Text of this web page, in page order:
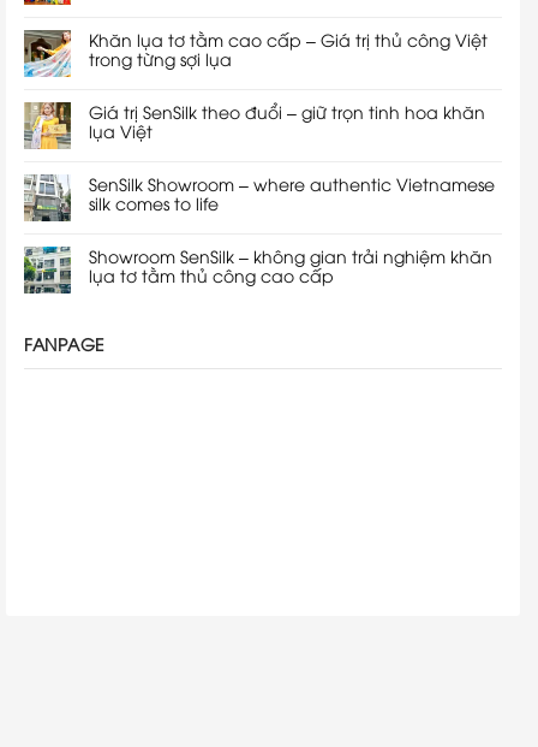
Khăn lụa tơ tằm cao cấp – Giá trị thủ công Việt
trong từng sợi lụa
Giá trị SenSilk theo đuổi – giữ trọn tinh hoa khăn
lụa Việt
SenSilk Showroom – where authentic Vietnamese
silk comes to life
Showroom SenSilk – không gian trải nghiệm khăn
lụa tơ tằm thủ công cao cấp
FANPAGE